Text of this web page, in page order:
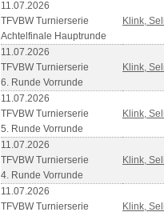
11.07.2026
TFVBW Turnierserie
Achtelfinale Hauptrunde
Klink,
11.07.2026
TFVBW Turnierserie
6. Runde Vorrunde
Klink,
11.07.2026
TFVBW Turnierserie
5. Runde Vorrunde
Klink,
11.07.2026
TFVBW Turnierserie
4. Runde Vorrunde
Klink,
11.07.2026
TFVBW Turnierserie
Klink,